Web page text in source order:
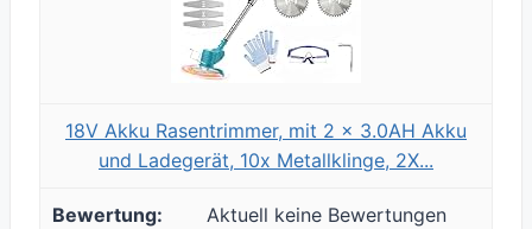
18V Akku Rasentrimmer, mit 2 x 3.0AH Akku
und Ladegerät, 10x Metallklinge, 2X...
Aktuell keine Bewertungen